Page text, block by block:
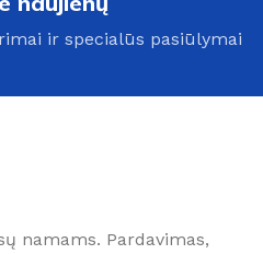
ir specialūs pasiūlymai
namams. Pardavimas,